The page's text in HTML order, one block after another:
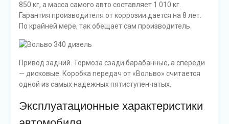
850 кг, а масса самого авто составляет 1 010 кг.
Гарантия производителя от коррозии дается на 8 лет.
По крайней мере, так обещает сам производитель.
Привод задний. Тормоза сзади барабанные, а спереди
— дисковые. Коробка передач от «Вольво» считается
одной из самых надежных пятиступенчатых.
Эксплуатационные характеристики